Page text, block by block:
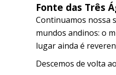
Fonte das Três
Continuamos nossa
mundos andinos: o
lugar ainda é
Descemos de volta